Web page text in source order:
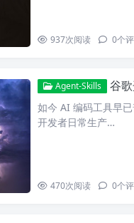
937次阅读 0个
Agent-Skills 谷歌
如今 AI 编码工具早
开发者日常生产…
470次阅读 0个